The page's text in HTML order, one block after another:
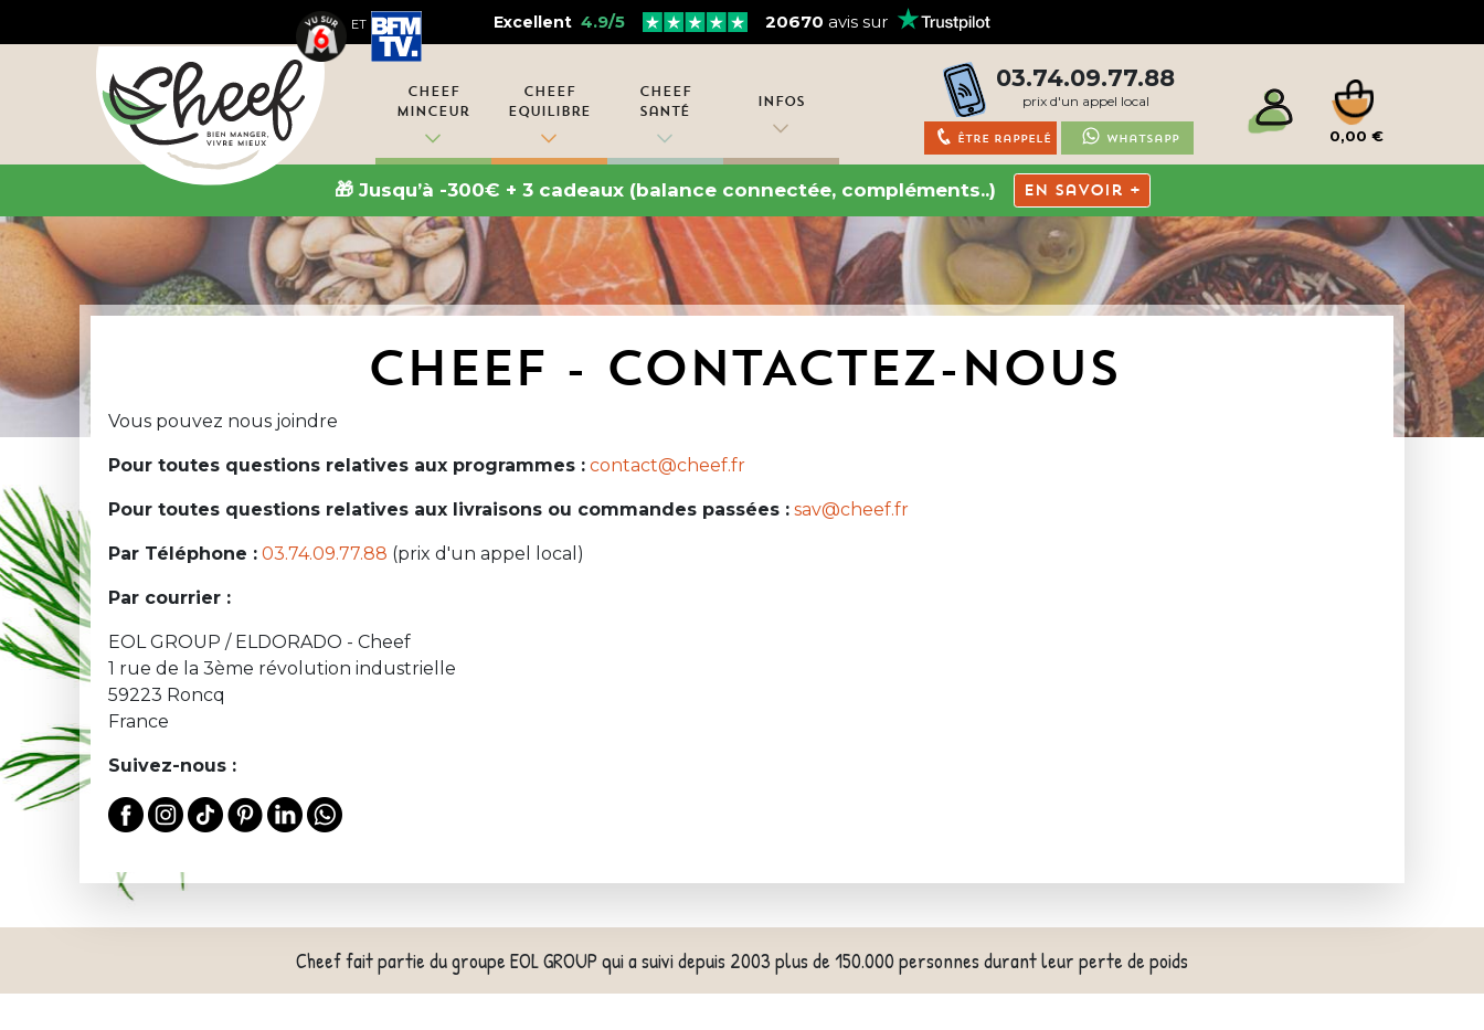
ET Excellent 4.9/5 20670 avis sur
Cheef
Minceur
Cheef
Equilibre
Cheef
Santé
Infos
03.74.09.77.88
prix d'un appel local
Être rappelé Whatsapp 0,00 €
🎁 Jusqu’à -300€ + 3 cadeaux (balance connectée, compléments..) En savoir +
CHEEF - CONTACTEZ-NOUS
Vous pouvez nous joindre
Pour toutes questions relatives aux programmes : contact@cheef.fr
Pour toutes questions relatives aux livraisons ou commandes passées : sav@cheef.fr
Par Téléphone : 03.74.09.77.88 (prix d'un appel local)
Par courrier :
EOL GROUP / ELDORADO - Cheef
1 rue de la 3ème révolution industrielle
59223 Roncq
France
Suivez-nous :
Cheef fait partie du groupe EOL GROUP qui a suivi depuis 2003 plus de 150.000 personnes durant leur perte de poids